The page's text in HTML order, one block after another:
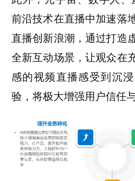
前沿技术在直播中加速落
直播创新浪潮，通过打造
全新互动场景，让观众在
感的视频直播感受到沉
验，将极大增强用户信任